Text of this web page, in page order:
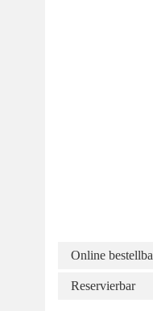
Online
Reservierbar